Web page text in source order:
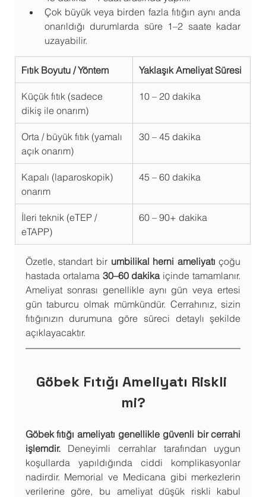
Çok büyük veya birden fazla fıtığın aynı anda
onarıldığı durumlarda süre 1–2 saate kadar
uzayabilir.
Fıtık Boyutu / Yöntem Yaklaşık Ameliyat Süresi
Küçük fıtık (sadece
dikiş ile onarım)
10 – 20 dakika
Orta / büyük fıtık (yamalı
açık onarım)
30 – 45 dakika
Kapalı (laparoskopik)
onarım
45 – 60 dakika
İleri teknik (eTEP /
eTAPP)
60 – 90+ dakika
Özetle, standart bir umbilikal herni ameliyatı çoğu
hastada ortalama 30–60 dakika içinde tamamlanır.
Ameliyat sonrası genellikle aynı gün veya ertesi
gün taburcu olmak mümkündür. Cerrahınız, sizin
fıtığınızın durumuna göre süreci detaylı şekilde
açıklayacaktır.
Göbek Fıtığı Ameliyatı Riskli
mi?
Göbek fıtığı ameliyatı genellikle güvenli bir cerrahi
işlemdir. Deneyimli cerrahlar tarafından uygun
koşullarda yapıldığında ciddi komplikasyonlar
nadirdir. Memorial ve Medicana gibi merkezlerin
verilerine göre, bu ameliyat düşük riskli kabul